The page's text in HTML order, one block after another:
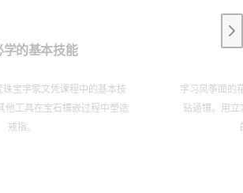
学的基本技能
宝学家文凭课程中的基本技
工具在宝石镶嵌过程中塑造
戒指。
学习风筝面的
钻逼镶。用